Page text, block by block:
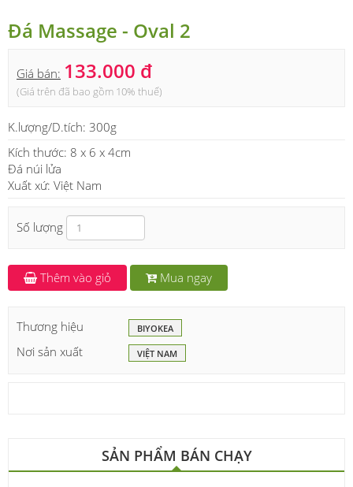
Đá Massage - Oval 2
Giá bán: 133.000 đ
(Giá trên đã bao gồm 10% thuế)
K.lượng/D.tích: 300g
Kích thước: 8 x 6 x 4cm
Đá núi lửa
Xuất xứ: Việt Nam
Số lượng
Thêm vào giỏ Mua ngay
Thương hiệu BIYOKEA
Nơi sản xuất VIỆT NAM
SẢN PHẨM BÁN CHẠY